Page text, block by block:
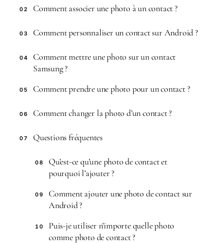
02 Comment associer une photo à un contact ?
03 Comment personnaliser un contact sur Android ?
04
Comment mettre une photo sur un contact
Samsung ?
05 Comment prendre une photo pour un contact ?
06 Comment changer la photo d’un contact ?
07 Questions fréquentes
08
Qu’est-ce qu’une photo de contact et
pourquoi l’ajouter ?
09
Comment ajouter une photo de contact sur
Android ?
10
Puis-je utiliser n’importe quelle photo
comme photo de contact ?